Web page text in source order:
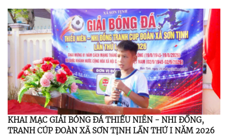
BAN CHẤP HÀNH TRUNG ƯƠNG ĐẢNG KHÓA XIV
KHAI MẠC GIẢI BÓNG ĐÁ THIẾU NIÊN - NHI ĐỒNG,
TRANH CÚP ĐOÀN XÃ SƠN TỊNH LẦN THỨ I NĂM 2026